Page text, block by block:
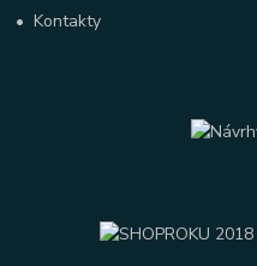
•Kontakty